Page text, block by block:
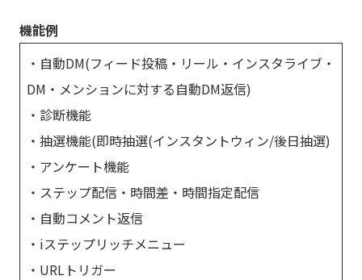
機能例
・自動DM(フィード投稿・リール・インスタライブ・
DM・メンションに対する自動DM返信)
・診断機能
・抽選機能(即時抽選(インスタントウィン/後日抽選)
・アンケート機能
・ステップ配信・時間差・時間指定配信
・自動コメント返信
・iステップリッチメニュー
・URLトリガー